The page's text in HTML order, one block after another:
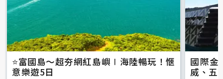
⭐️富國島～超夯網紅島嶼∣海陸暢玩！愜
意樂遊5日
國際金
威、五